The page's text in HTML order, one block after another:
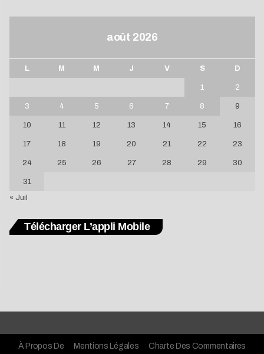
août 2026
L M M J V S D
1 2
3 4 5 6 7 8 9
10 11 12 13 14 15 16
17 18 19 20 21 22 23
24 25 26 27 28 29 30
31
« Juil
Télécharger L’appli Mobile
À Propos De Mentions Légales Charte Des Commentaires